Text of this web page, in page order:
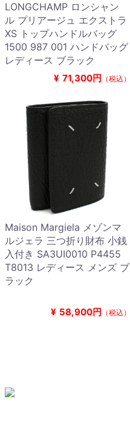
LONGCHAMP ロンシャン
ル プリアージュ エクストラ
XS トップハンドルバッグ
1500 987 001 ハンドバッグ
レディース ブラック
¥ 71,300円 （税込）
Maison Margiela メゾンマ
ルジェラ 三つ折り財布 小銭
入付き SA3UI0010 P4455
T8013 レディース メンズ ブ
ラック
¥ 58,900円 （税込）